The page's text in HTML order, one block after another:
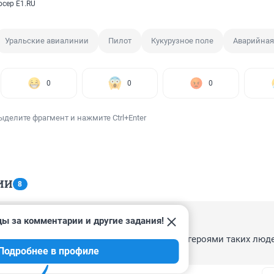
E1.RU
Уральские авиалинии Пилот Кукурузное поле
0 0 0
фрагмент и нажмите Ctrl+Enter
8
08:25
героем( ..хотя время сейчас такое, что героями таких
переворачиваются(
за комментарии и другие задания!
в профиле